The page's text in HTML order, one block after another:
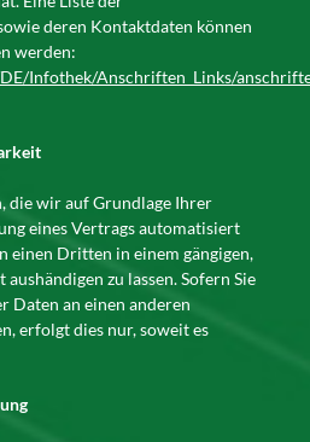
deren Kontaktdaten können
werden:
Infothek/Anschriften_Links/
die wir auf Grundlage Ihrer
eines Vertrags automatisiert
einen Dritten in einem gängigen,
zu lassen. Sofern Sie
Daten an einen anderen
erfolgt dies nur, soweit es